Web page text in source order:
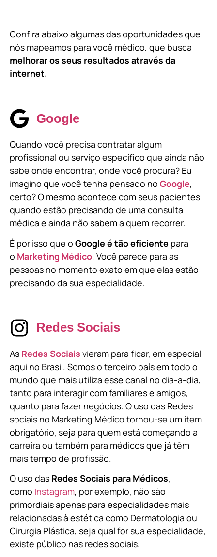
Confira abaixo algumas das oportunidades que
nós mapeamos para você médico, que busca
melhorar os seus resultados através da
internet.
Google
Quando você precisa contratar algum
profissional ou serviço específico que ainda não
sabe onde encontrar, onde você procura? Eu
imagino que você tenha pensado no Google,
certo? O mesmo acontece com seus pacientes
quando estão precisando de uma consulta
médica e ainda não sabem a quem recorrer.
É por isso que o Google é tão eficiente para
o Marketing Médico. Você parece para as
pessoas no momento exato em que elas estão
precisando da sua especialidade.
Redes Sociais
As Redes Sociais vieram para ficar, em especial
aqui no Brasil. Somos o terceiro país em todo o
mundo que mais utiliza esse canal no dia-a-dia,
tanto para interagir com familiares e amigos,
quanto para fazer negócios. O uso das Redes
sociais no Marketing Médico tornou-se um item
obrigatório, seja para quem está começando a
carreira ou também para médicos que já têm
mais tempo de profissão.
O uso das Redes Sociais para Médicos,
como Instagram, por exemplo, não são
primordiais apenas para especialidades mais
relacionadas à estética como Dermatologia ou
Cirurgia Plástica, seja qual for sua especialidade,
existe público nas redes sociais.